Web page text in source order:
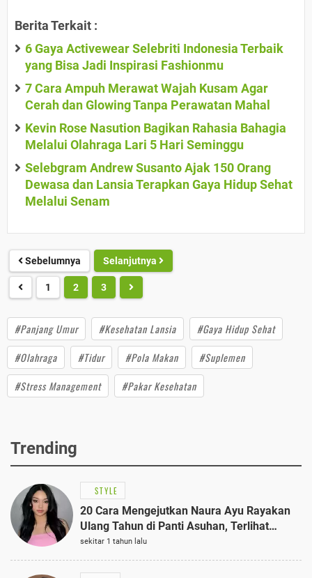
Berita Terkait :
6 Gaya Activewear Selebriti Indonesia Terbaik
yang Bisa Jadi Inspirasi Fashionmu
7 Cara Ampuh Merawat Wajah Kusam Agar
Cerah dan Glowing Tanpa Perawatan Mahal
Kevin Rose Nasution Bagikan Rahasia Bahagia
Melalui Olahraga Lari 5 Hari Seminggu
Selebgram Andrew Susanto Ajak 150 Orang
Dewasa dan Lansia Terapkan Gaya Hidup Sehat
Melalui Senam
Sebelumnya Selanjutnya
1 2 3
#Panjang Umur #Kesehatan Lansia
#Gaya Hidup Sehat
#Olahraga
#Tidur #Pola Makan
#Suplemen
#Stress Management
#Pakar Kesehatan
Trending
STYLE
20 Cara Mengejutkan Naura Ayu Rayakan
Ulang Tahun di Panti Asuhan, Terlihat
Anggun dengan Kaftan Cokelat
sekitar 1 tahun lalu